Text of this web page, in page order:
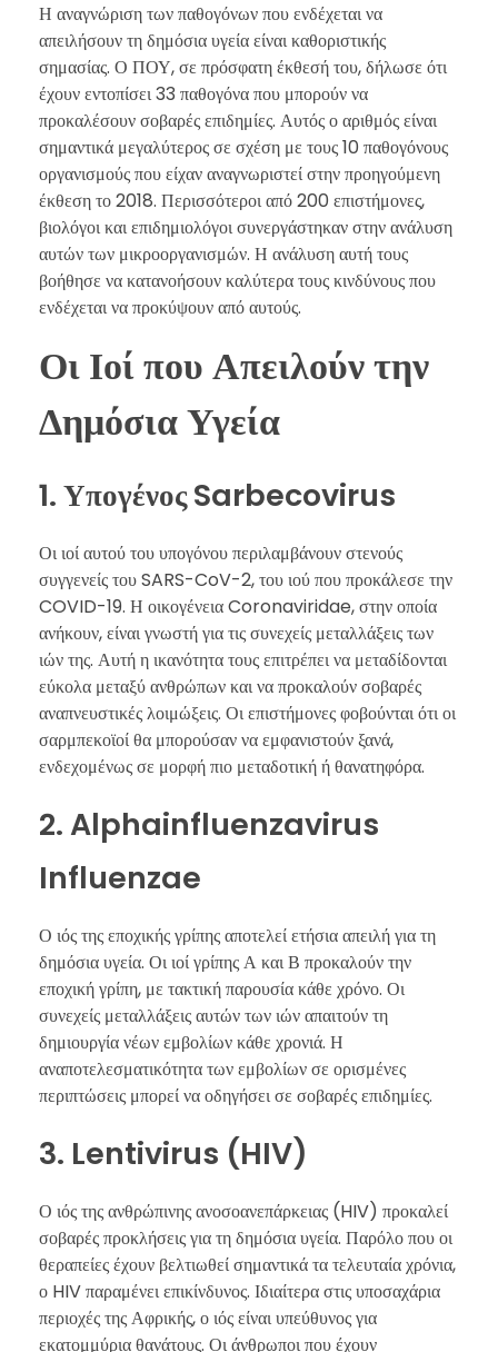
Η αναγνώριση των παθογόνων που ενδέχεται να
απειλήσουν τη δημόσια υγεία είναι καθοριστικής
σημασίας. Ο ΠΟΥ, σε πρόσφατη έκθεσή του, δήλωσε ότι
έχουν εντοπίσει 33 παθογόνα που μπορούν να
προκαλέσουν σοβαρές επιδημίες. Αυτός ο αριθμός είναι
σημαντικά μεγαλύτερος σε σχέση με τους 10 παθογόνους
οργανισμούς που είχαν αναγνωριστεί στην προηγούμενη
έκθεση το 2018. Περισσότεροι από 200 επιστήμονες,
βιολόγοι και επιδημιολόγοι συνεργάστηκαν στην ανάλυση
αυτών των μικροοργανισμών. Η ανάλυση αυτή τους
βοήθησε να κατανοήσουν καλύτερα τους κινδύνους που
ενδέχεται να προκύψουν από αυτούς.
Οι Ιοί που Απειλούν την
Δημόσια Υγεία
1. Υπογένος Sarbecovirus
Οι ιοί αυτού του υπογόνου περιλαμβάνουν στενούς
συγγενείς του SARS-CoV-2, του ιού που προκάλεσε την
COVID-19. Η οικογένεια Coronaviridae, στην οποία
ανήκουν, είναι γνωστή για τις συνεχείς μεταλλάξεις των
ιών της. Αυτή η ικανότητα τους επιτρέπει να μεταδίδονται
εύκολα μεταξύ ανθρώπων και να προκαλούν σοβαρές
αναπνευστικές λοιμώξεις. Οι επιστήμονες φοβούνται ότι οι
σαρμπεκοϊοί θα μπορούσαν να εμφανιστούν ξανά,
ενδεχομένως σε μορφή πιο μεταδοτική ή θανατηφόρα.
2. Alphainfluenzavirus
Influenzae
Ο ιός της εποχικής γρίπης αποτελεί ετήσια απειλή για τη
δημόσια υγεία. Οι ιοί γρίπης Α και Β προκαλούν την
εποχική γρίπη, με τακτική παρουσία κάθε χρόνο. Οι
συνεχείς μεταλλάξεις αυτών των ιών απαιτούν τη
δημιουργία νέων εμβολίων κάθε χρονιά. Η
αναποτελεσματικότητα των εμβολίων σε ορισμένες
περιπτώσεις μπορεί να οδηγήσει σε σοβαρές επιδημίες.
3. Lentivirus (HIV)
Ο ιός της ανθρώπινης ανοσοανεπάρκειας (HIV) προκαλεί
σοβαρές προκλήσεις για τη δημόσια υγεία. Παρόλο που οι
θεραπείες έχουν βελτιωθεί σημαντικά τα τελευταία χρόνια,
ο HIV παραμένει επικίνδυνος. Ιδιαίτερα στις υποσαχάρια
περιοχές της Αφρικής, ο ιός είναι υπεύθυνος για
εκατομμύρια θανάτους. Οι άνθρωποι που έχουν